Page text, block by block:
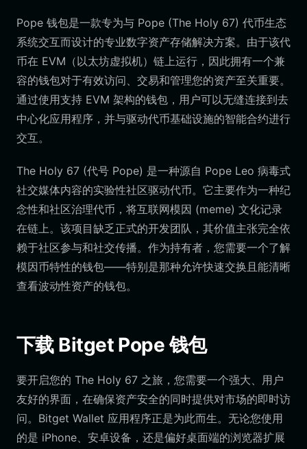
Pope 钱包是一款专为与 Pope (The Holy 67) 代币生态
系统交互而设计的专业数字资产存储解决方案。由于该代
币在 EVM（以太坊虚拟机）链上运行，因此拥有一个兼
容的钱包对于有效访问、交易和管理您的资产至关重要。
通过使用支持 EVM 架构的钱包，用户可以无缝连接到去
中心化应用程序，并与驱动代币基础设施的智能合约进行
交互。
The Holy 67 (代号 Pope) 是一种源自 Pope Leo 病毒式
社交媒体内容的实验性社区驱动代币。它主要作为一种纪
念性和社区治理代币，将互联网模因 (meme) 文化记录
在链上。该项目缺乏正式的开发团队，其价值主张完全依
赖于社区参与和社交传播。作为持有者，您需要一个了解
模因币特性的钱包——特别是那种允许快速交换且能清晰
查看波动性资产的钱包。
下载 Bitget Pope 钱包
要开启您的 The Holy 67 之旅，您需要一个强大、用户
友好的界面，在确保资产安全的同时提供对市场的即时访
问。Bitget Wallet 应用程序正是为此而生。无论您使用
的是 iPhone、安卓设备，还是偏好桌面端的浏览器扩展